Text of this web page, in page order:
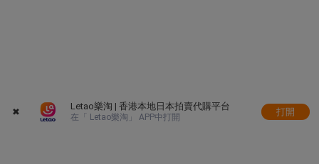
✖
Letao樂淘 | 香港本地日本拍賣代購平台
在「 Letao樂淘」 APP中打開
打開